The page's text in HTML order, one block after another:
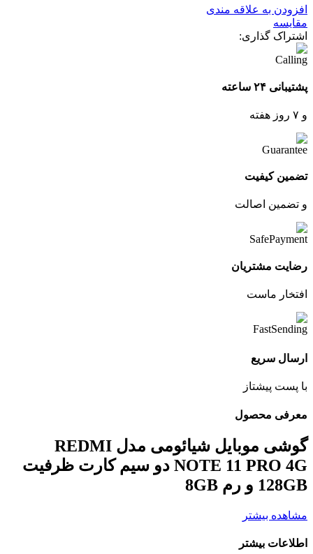
افزودن به علاقه مندی
مقایسه
اشتراک گذاری:
پشتیبانی ۲۴ ساعته
و ۷ روز هفته
تضمین کیفیت
و تضمین اصالت
رضایت مشتریان
افتخار ماست
ارسال سریع
با پست پیشتاز
معرفی محصول
گوشی موبایل شیائومی مدل REDMI
NOTE 11 PRO 4G دو سیم کارت ظرفیت
128GB و رم 8GB
مشاهده بیشتر
اطلاعات بیشتر